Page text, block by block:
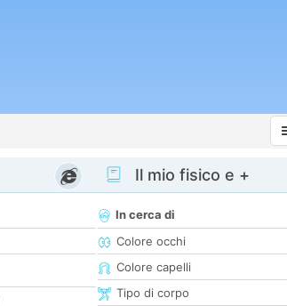
Il mio fisico e +
In cerca di
Colore occhi
Colore capelli
Tipo di corpo